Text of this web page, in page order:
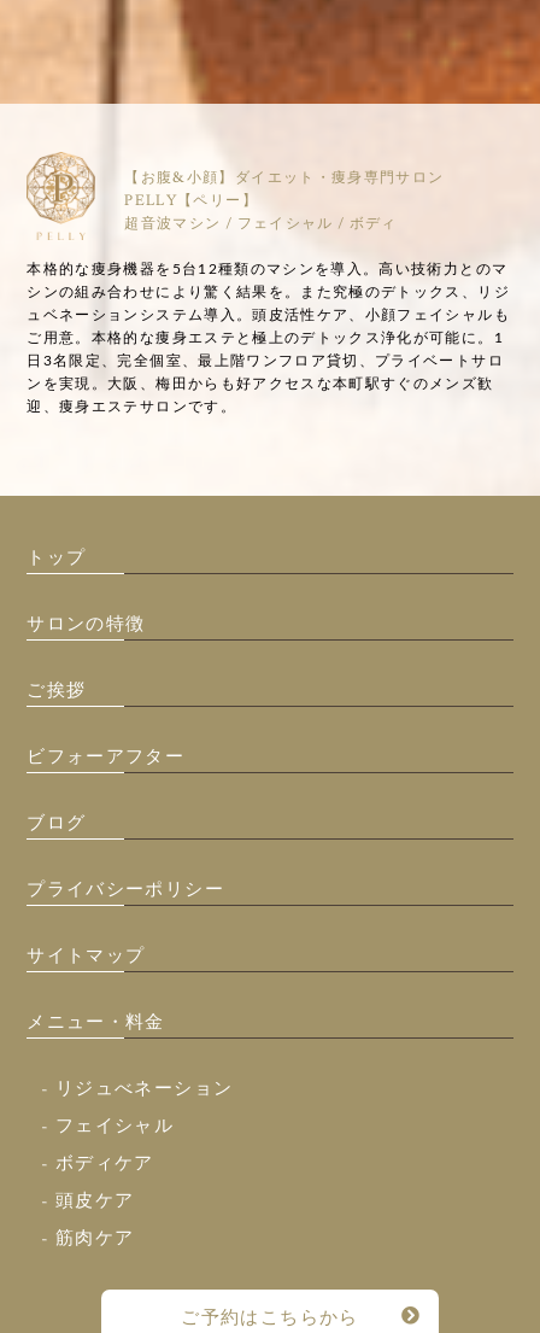
【お腹&小顔】ダイエット・痩身専門サロン
PELLY【ペリー】
超音波マシン / フェイシャル / ボディ
本格的な痩身機器を5台12種類のマシンを導入。高い技術力とのマ
シンの組み合わせにより驚く結果を。また究極のデトックス、リジ
ュベネーションシステム導入。頭皮活性ケア、小顔フェイシャルも
ご用意。本格的な痩身エステと極上のデトックス浄化が可能に。1
日3名限定、完全個室、最上階ワンフロア貸切、プライベートサロ
ンを実現。大阪、梅田からも好アクセスな本町駅すぐのメンズ歓
迎、痩身エステサロンです。
トップ
サロンの特徴
ご挨拶
ビフォーアフター
ブログ
プライバシーポリシー
サイトマップ
メニュー・料金
- リジュべネーション
- フェイシャル
- ボディケア
- 頭皮ケア
- 筋肉ケア
ご予約はこちらから